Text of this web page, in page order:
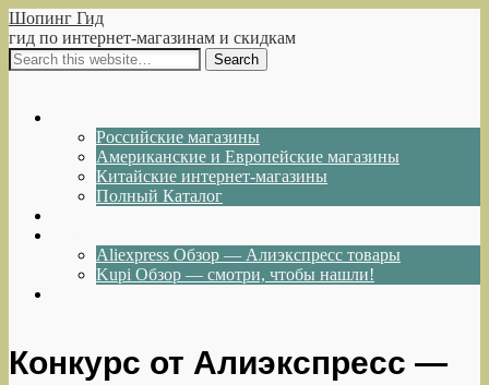
Шопинг Гид
гид по интернет-магазинам и скидкам
Российские магазины
Американские и Европейские магазины
Китайские интернет-магазины
Полный Каталог
Aliexpress Обзор — Алиэкспресс товары
Kupi Обзор — смотри, чтобы нашли!
Конкурс от Алиэкспресс —